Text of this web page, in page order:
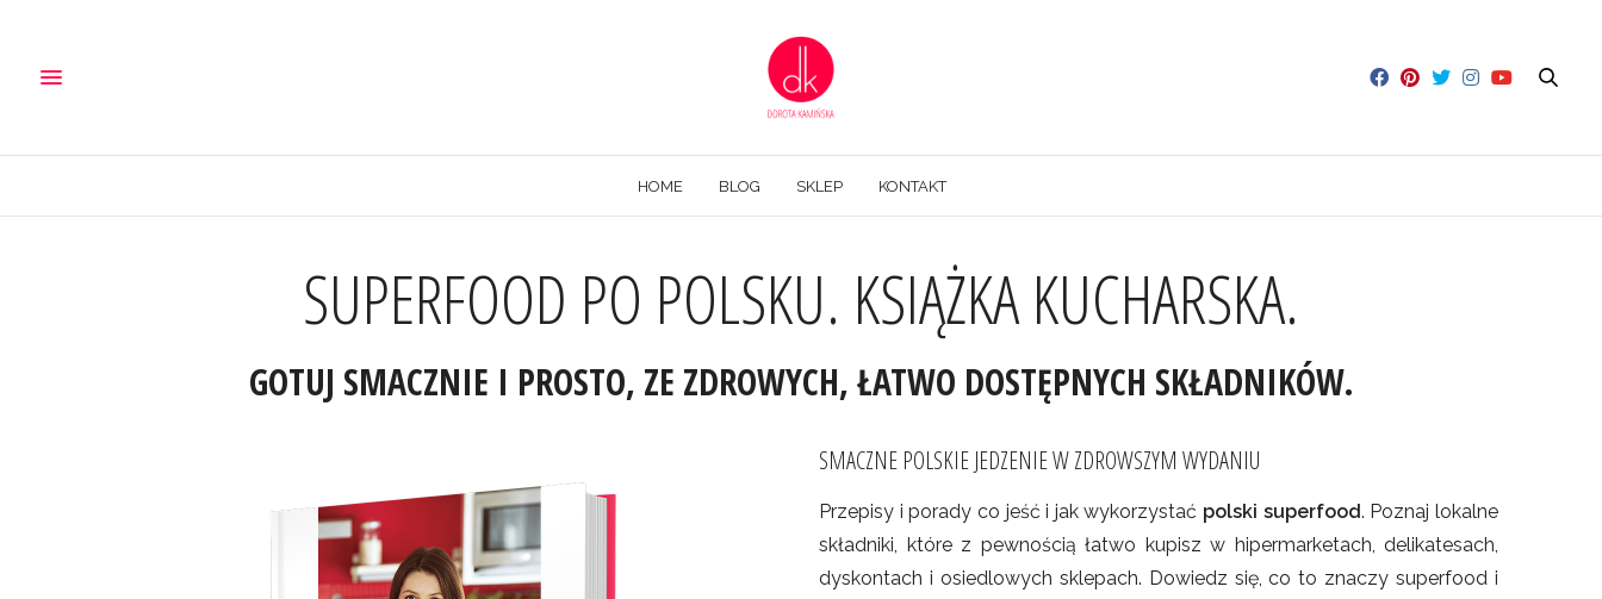
HOME BLOG SKLEP KONTAKT
SUPERFOOD PO POLSKU. KSIĄŻKA KUCHARSKA.
GOTUJ SMACZNIE I PROSTO, ZE ZDROWYCH, ŁATWO DOSTĘPNYCH SKŁADNIKÓW.
SMACZNE POLSKIE JEDZENIE W ZDROWSZYM WYDANIU
Przepisy i porady co jeść i jak wykorzystać polski superfood. Poznaj lokalne
składniki, które z pewnością łatwo kupisz w hipermarketach, delikatesach,
dyskontach i osiedlowych sklepach. Dowiedz się, co to znaczy superfood i